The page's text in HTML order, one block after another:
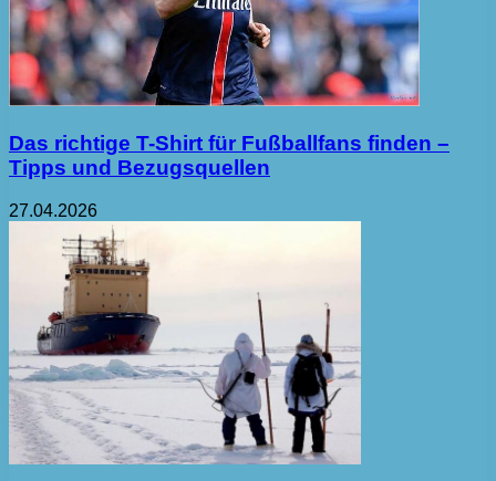
Das richtige T-Shirt für Fußballfans finden –
Tipps und Bezugsquellen
27.04.2026